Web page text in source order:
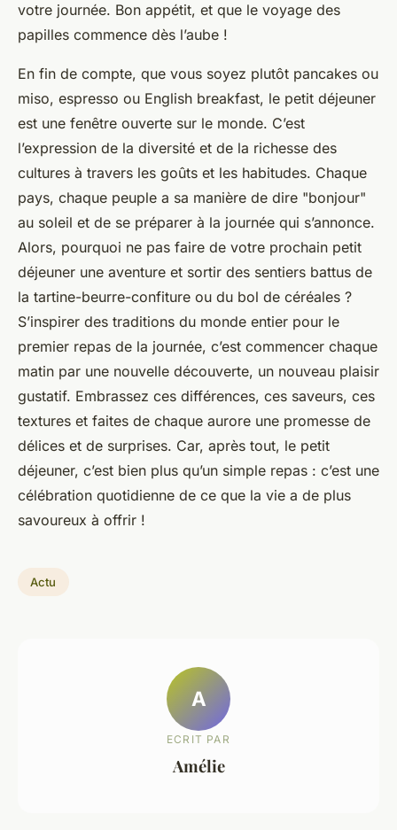
votre journée. Bon appétit, et que le voyage des
papilles commence dès l’aube !
En fin de compte, que vous soyez plutôt pancakes ou
miso, espresso ou English breakfast, le petit déjeuner
est une fenêtre ouverte sur le monde. C’est
l’expression de la diversité et de la richesse des
cultures à travers les goûts et les habitudes. Chaque
pays, chaque peuple a sa manière de dire "bonjour"
au soleil et de se préparer à la journée qui s’annonce.
Alors, pourquoi ne pas faire de votre prochain petit
déjeuner une aventure et sortir des sentiers battus de
la tartine-beurre-confiture ou du bol de céréales ?
S’inspirer des traditions du monde entier pour le
premier repas de la journée, c’est commencer chaque
matin par une nouvelle découverte, un nouveau plaisir
gustatif. Embrassez ces différences, ces saveurs, ces
textures et faites de chaque aurore une promesse de
délices et de surprises. Car, après tout, le petit
déjeuner, c’est bien plus qu’un simple repas : c’est une
célébration quotidienne de ce que la vie a de plus
savoureux à offrir !
Actu
A
ECRIT PAR
Amélie